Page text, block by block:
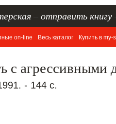
отправить книгу
on-line Весь каталог Купить в my-
агрессивными
- 144 с.